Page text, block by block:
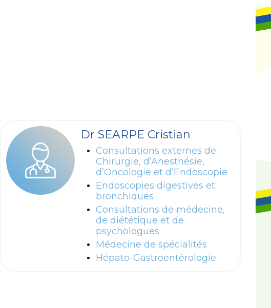
Dr SEARPE Cristian
Consultations externes de
Chirurgie, d’Anesthésie,
d’Oncologie et d’Endoscopie
Endoscopies digestives et
bronchiques
Consultations de médecine,
de diététique et de
psychologues
Médecine de spécialités
Hépato-Gastroentérologie